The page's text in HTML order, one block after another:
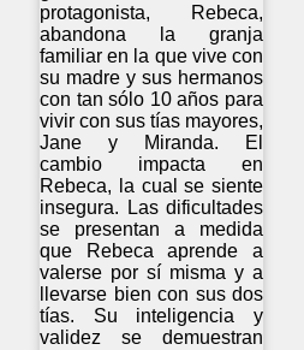
protagonista, Rebeca,
abandona la granja
familiar en la que vive con
su madre y sus hermanos
con tan sólo 10 años para
vivir con sus tías mayores,
Jane y Miranda. El
cambio impacta en
Rebeca, la cual se siente
insegura. Las dificultades
se presentan a medida
que Rebeca aprende a
valerse por sí misma y a
llevarse bien con sus dos
tías. Su inteligencia y
validez se demuestran